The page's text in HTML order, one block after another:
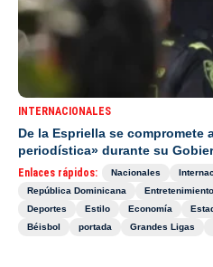
INTERNACIONALES
De la Espriella se compromete
periodística» durante su
Enlaces rápidos: Nacionales
República Dominicana
Entretenimiento
Deportes
Estilo Economía
Béisbol
portada Grandes Ligas